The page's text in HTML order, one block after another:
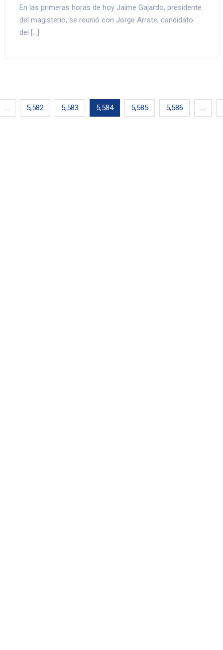
En las primeras horas de hoy Jaime Gajardo, presidente
del magisterio, se reunió con Jorge Arrate, candidato
del […]
5,582 5,583 5,584 5,585 5,586